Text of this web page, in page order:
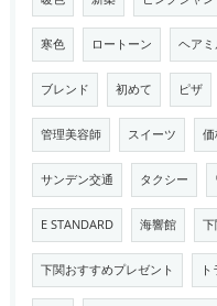
寒色 ロートーン ヘアミ
ブレンド 初めて ピザ
管理美容師 スイーツ
サンデン交通 タクシー
E STANDARD 海響館 下
下関おすすめプレゼント